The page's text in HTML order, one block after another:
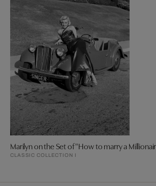
CLASSIC COLLECTION I